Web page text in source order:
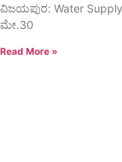
ವಿಜಯಪುರ: Water
ಮೇ.30
Read More »